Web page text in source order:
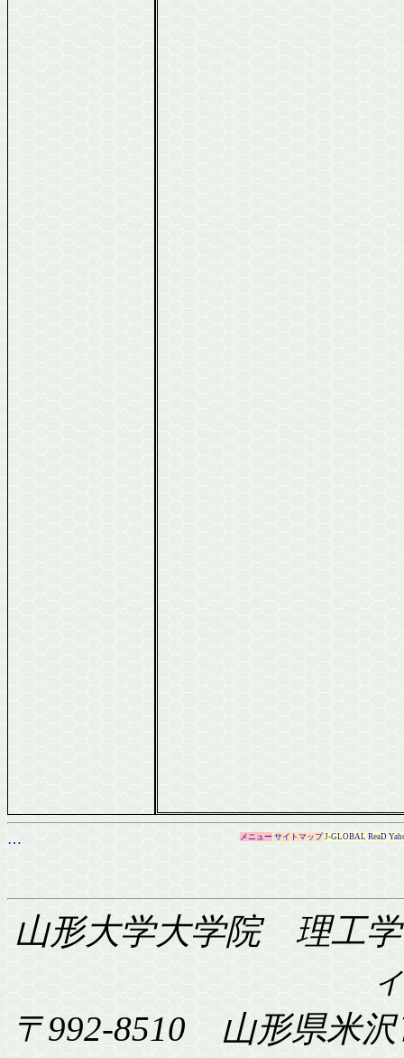
… メニュー サイトマップ J-GLOBAL ReaD
山形大学大学院 理工
〒992-8510 山形県米沢